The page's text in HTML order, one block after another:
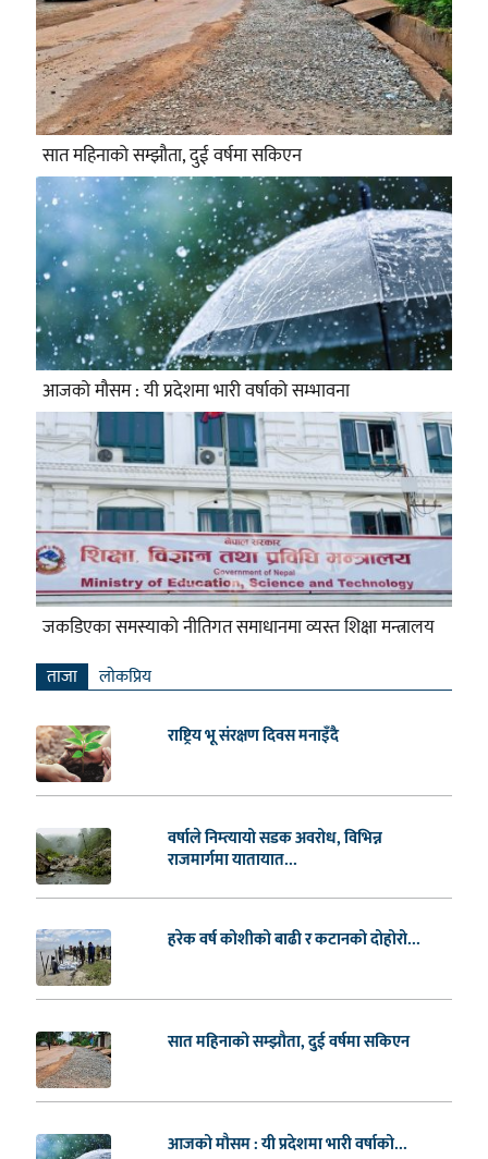
सात महिनाको सम्झौता, दुई वर्षमा सकिएन
आजको मौसम : यी प्रदेशमा भारी वर्षाको सम्भावना
जकडिएका समस्याको नीतिगत समाधानमा व्यस्त शिक्षा मन्त्रालय
ताजा लाेकप्रिय
राष्ट्रिय भू संरक्षण दिवस मनाइँदै
वर्षाले निम्त्यायो सडक अवरोध, विभिन्न
राजमार्गमा यातायात...
हरेक वर्ष कोशीको बाढी र कटानको दोहोरो...
सात महिनाको सम्झौता, दुई वर्षमा सकिएन
आजको मौसम : यी प्रदेशमा भारी वर्षाको...